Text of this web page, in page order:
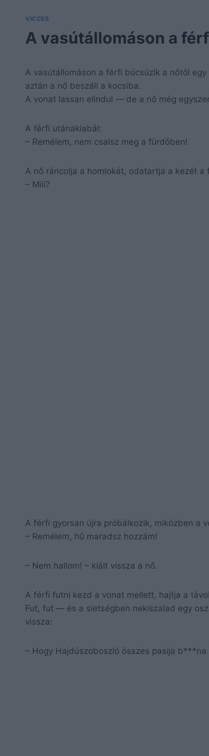
VICCES
A vasútállomáson a
A vasútállomáson a férfi búcsúzik a nőtől
aztán a nő beszáll a kocsiba.
A vonat lassan elindul — de a nő még
A férfi utánakiabál:
– Remélem, nem csalsz meg a fürdőben!
A nő ráncolja a homlokát, odatartja a kezét a
– Miii?
A férfi gyorsan újra próbálkozik, miközben a
– Remélem, hű maradsz hozzám!
– Nem hallom! – kiált vissza a nő.
A férfi futni kezd a vonat mellett, hajtja a
Fut, fut — és a sietségben nekiszalad egy
vissza:
– Hogy Hajdúszoboszló összes pasija